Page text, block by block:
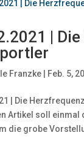
|
Franzke Feb. 5,
| Die
Artikel soll einmal
die grobe